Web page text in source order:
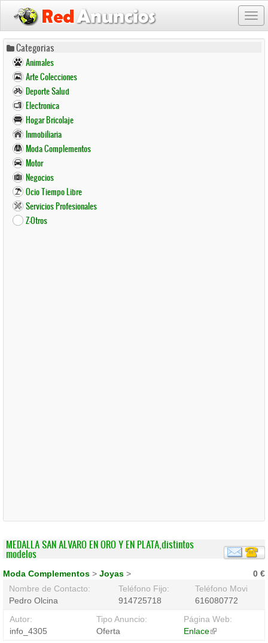
Pasar
contenido
principal
Categorias
Animales
Arte Colecciones
Deporte Salud
Electronica
Hogar Bricolaje
Inmobiliaria
Moda Complementos
Motor
Negocios
Ocio Tiempo Libre
Servicios Profesionales
Z-Otros
MEDALLA SAN ALVARO EN ORO Y EN PLATA,distintos
modelos
0 €
Moda Complementos > Joyas >
Nombre de Contacto:
Pedro Olcina
Teléfono Fijo:
914725718
Teléfono Movil:
616080772
Autor:
info_4305
Tipo Anuncio:
Oferta
Página Web:
Enlace(link